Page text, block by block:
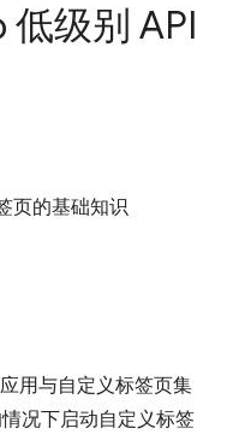
级别 API
页的基础知识
用与自定义标签页集
况下启动自定义标签